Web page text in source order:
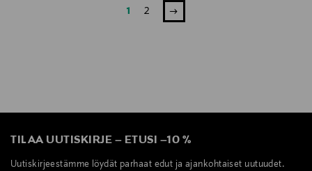
1 2
TILAA UUTISKIRJE – ETUSI –10 %
Uutiskirjeestämme löydät parhaat edut ja ajankohtaiset uutuudet.